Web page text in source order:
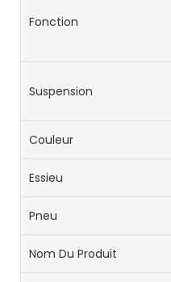
Fonction
Suspension
Couleur
Essieu
Pneu
Nom Du Produit